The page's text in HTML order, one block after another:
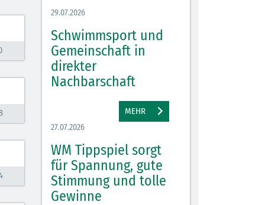
29.07.2026
Schwimmsport und
Gemeinschaft in
direkter
Nachbarschaft
MEHR
27.07.2026
WM Tippspiel sorgt
für Spannung, gute
Stimmung und tolle
Gewinne